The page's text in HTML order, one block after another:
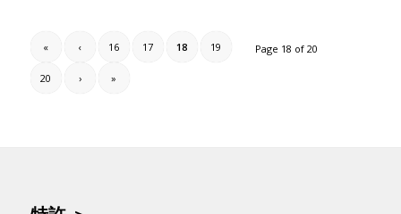
Page 18 of 20
« ‹ 16 17 18 19
20 › »